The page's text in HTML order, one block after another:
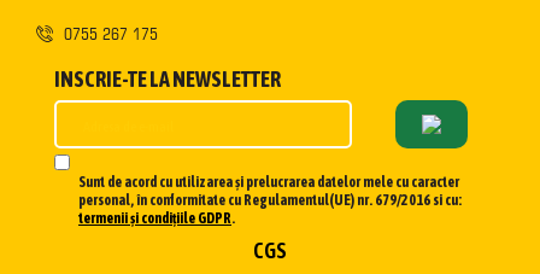
0755 267 175
INSCRIE-TE LA NEWSLETTER
Sunt de acord cu utilizarea și prelucrarea datelor mele cu caracter
personal, în conformitate cu Regulamentul(UE) nr. 679/2016 si cu:
termenii și condițiile GDPR.
CGS